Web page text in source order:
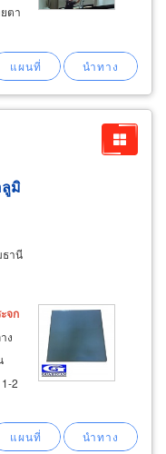
ตา
ต่ง
มิ
ธานี
จก
ง
2
ก